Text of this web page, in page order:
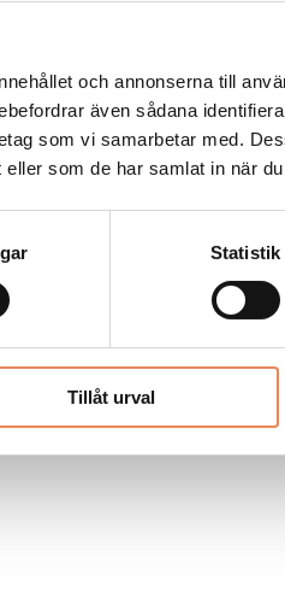
och annonserna till
även sådana
som vi samarbetar med.
som de har samlat in när
Statistik
Tillåt urval
på besoksliv.se är
lagen om upphovsrätt.
ANNONSERA